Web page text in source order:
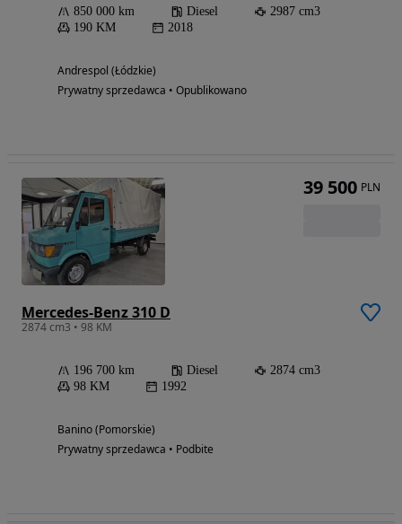
850 000 km Diesel
2987 cm3
190 KM
2018
Andrespol (Łódzkie)
Prywatny sprzedawca • Opublikowano
Mercedes-Benz 310 D
2874 cm3 • 98 KM
196 700 km Diesel
2874 cm3
98 KM
1992
Banino (Pomorskie)
Prywatny sprzedawca • Podbite
39 500 PLN